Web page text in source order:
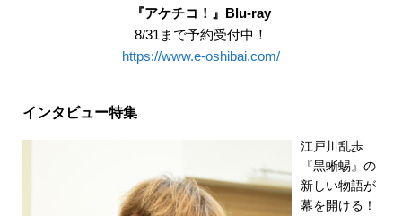
『アケチコ！』Blu-ray
8/31まで予約受付中！
https://www.e-oshibai.com/
インタビュー特集
江戸川乱歩
『黒蜥蜴』の
新しい物語が
幕を開ける！